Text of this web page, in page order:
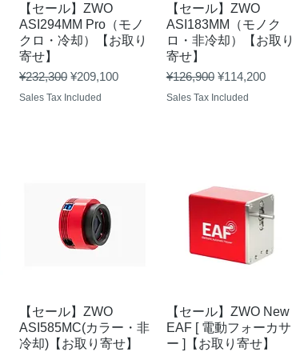
Quick View
【セール】ZWO
ASI294MM Pro（モノ
クロ・冷却）【お取り
寄せ】
Regular Price
¥232,300 Sale Price
¥209,100
Sales Tax Included
Quick View
【セール】ZWO
ASI183MM（モノク
ロ・非冷却）【お取り
寄せ】
Regular Price
¥126,900 Sale Price
¥114,200
Sales Tax Included
Quick View
【セール】ZWO
ASI585MC(カラー・非
冷却)【お取り寄せ】
Quick View
【セール】ZWO New
EAF [ 電動フォーカサ
ー ]【お取り寄せ】